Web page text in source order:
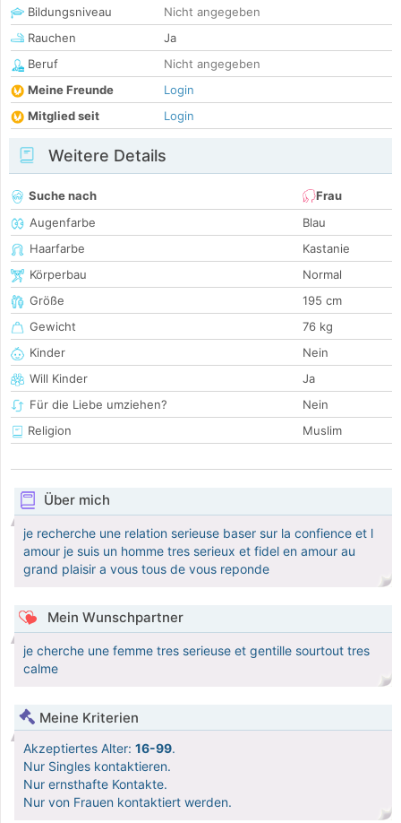
Bildungsniveau
Nicht angegeben
Rauchen
Ja
Beruf
Nicht angegeben
Meine Freunde
Login
Mitglied seit
Login
Weitere Details
Suche nach
Frau
Augenfarbe
Blau
Haarfarbe
Kastanie
Körperbau
Normal
Größe
195 cm
Gewicht
76 kg
Kinder
Nein
Will Kinder
Ja
Für die Liebe umziehen?
Nein
Religion
Muslim
Über mich
je recherche une relation serieuse baser sur la confience et l
amour je suis un homme tres serieux et fidel en amour au
grand plaisir a vous tous de vous reponde
Mein Wunschpartner
je cherche une femme tres serieuse et gentille sourtout tres
calme
Meine Kriterien
Akzeptiertes Alter: 16-99.
Nur Singles kontaktieren.
Nur ernsthafte Kontakte.
Nur von Frauen kontaktiert werden.